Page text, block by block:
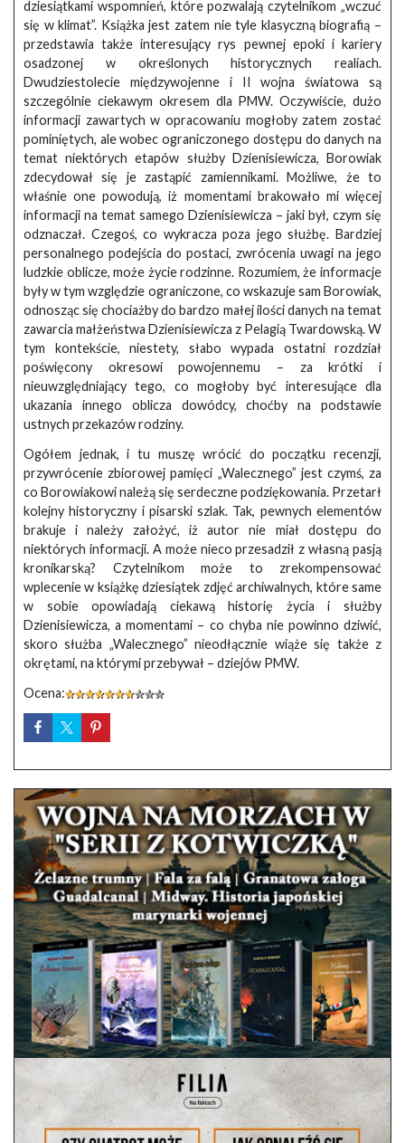
dziesiątkami wspomnień, które pozwalają czytelnikom „wczuć
się w klimat”. Książka jest zatem nie tyle klasyczną biografią –
przedstawia także interesujący rys pewnej epoki i kariery
osadzonej w określonych historycznych realiach.
Dwudziestolecie międzywojenne i II wojna światowa są
szczególnie ciekawym okresem dla PMW. Oczywiście, dużo
informacji zawartych w opracowaniu mogłoby zatem zostać
pominiętych, ale wobec ograniczonego dostępu do danych na
temat niektórych etapów służby Dzienisiewicza, Borowiak
zdecydował się je zastąpić zamiennikami. Możliwe, że to
właśnie one powodują, iż momentami brakowało mi więcej
informacji na temat samego Dzienisiewicza – jaki był, czym się
odznaczał. Czegoś, co wykracza poza jego służbę. Bardziej
personalnego podejścia do postaci, zwrócenia uwagi na jego
ludzkie oblicze, może życie rodzinne. Rozumiem, że informacje
były w tym względzie ograniczone, co wskazuje sam Borowiak,
odnosząc się chociażby do bardzo małej ilości danych na temat
zawarcia małżeństwa Dzienisiewicza z Pelagią Twardowską. W
tym kontekście, niestety, słabo wypada ostatni rozdział
poświęcony okresowi powojennemu – za krótki i
nieuwzględniający tego, co mogłoby być interesujące dla
ukazania innego oblicza dowódcy, choćby na podstawie
ustnych przekazów rodziny.
Ogółem jednak, i tu muszę wrócić do początku recenzji,
przywrócenie zbiorowej pamięci „Walecznego” jest czymś, za
co Borowiakowi należą się serdeczne podziękowania. Przetarł
kolejny historyczny i pisarski szlak. Tak, pewnych elementów
brakuje i należy założyć, iż autor nie miał dostępu do
niektórych informacji. A może nieco przesadził z własną pasją
kronikarską? Czytelnikom może to zrekompensować
wplecenie w książkę dziesiątek zdjęć archiwalnych, które same
w sobie opowiadają ciekawą historię życia i służby
Dzienisiewicza, a momentami – co chyba nie powinno dziwić,
skoro służba „Walecznego” nieodłącznie wiąże się także z
okrętami, na którymi przebywał – dziejów PMW.
Ocena: